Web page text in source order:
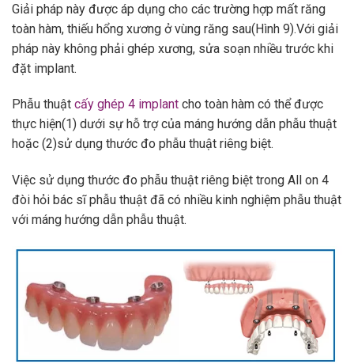
Giải pháp này được áp dụng cho các trường hợp mất răng
toàn hàm, thiếu hổng xương ở vùng răng sau(Hình 9).Với giải
pháp này không phải ghép xương, sửa soạn nhiều trước khi
đặt implant.
Phẫu thuật cấy ghép 4 implant cho toàn hàm có thể được
thực hiện(1) dưới sự hỗ trợ của máng hướng dẫn phẫu thuật
hoặc (2)sử dụng thước đo phẫu thuật riêng biệt.
Việc sử dụng thước đo phẫu thuật riêng biệt trong All on 4
đòi hỏi bác sĩ phẫu thuật đã có nhiều kinh nghiệm phẫu thuật
với máng hướng dẫn phẫu thuật.